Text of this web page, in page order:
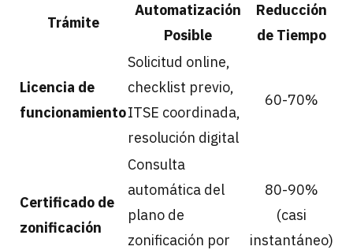
Trámite
Automatización
Posible
Reducción
de Tiempo
Licencia de
funcionamiento
Solicitud online,
checklist previo,
ITSE coordinada,
resolución digital
60-70%
Certificado de
zonificación
Consulta
automática del
plano de
zonificación por
80-90%
(casi
instantáneo)